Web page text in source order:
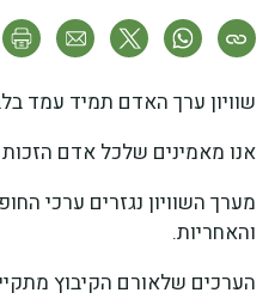
שוויון ערך האדם תמיד עמד
אנו מאמינים שלכל אדם
מערך השוויון נגזרים ערכי
והאחריות.
הערכים שלאורם הקיבוץ